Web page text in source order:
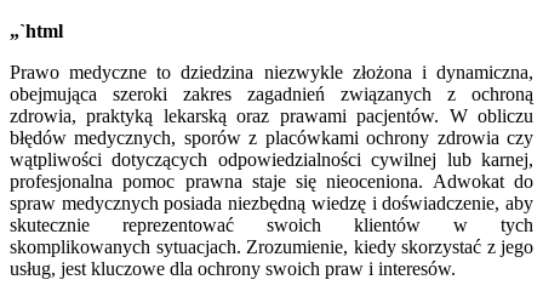
„`html
Prawo medyczne to dziedzina niezwykle złożona i dynamiczna,
obejmująca szeroki zakres zagadnień związanych z ochroną
zdrowia, praktyką lekarską oraz prawami pacjentów. W obliczu
błędów medycznych, sporów z placówkami ochrony zdrowia czy
wątpliwości dotyczących odpowiedzialności cywilnej lub karnej,
profesjonalna pomoc prawna staje się nieoceniona. Adwokat do
spraw medycznych posiada niezbędną wiedzę i doświadczenie, aby
skutecznie reprezentować swoich klientów w tych
skomplikowanych sytuacjach. Zrozumienie, kiedy skorzystać z jego
usług, jest kluczowe dla ochrony swoich praw i interesów.